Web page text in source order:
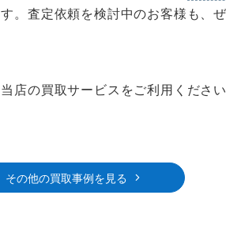
。査定依頼を検討中のお客様も、
店の買取サービスをご利用くださ
その他の買取事例を見る